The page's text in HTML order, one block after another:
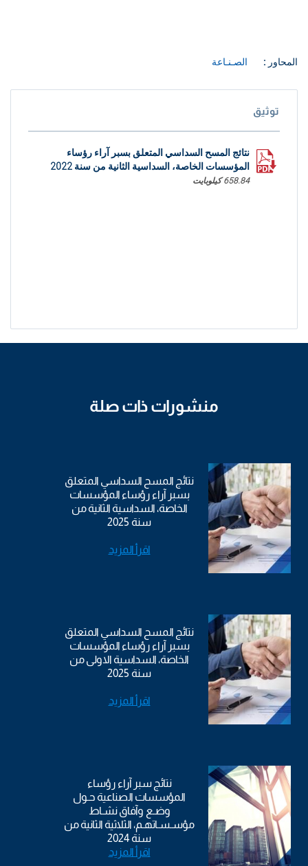
المحاور : الصـنـاعة
توثيق
نتائج المسح السداسي المتعلق بسبر آراء رؤساء
المؤسسات الخاصة، السداسية الثانية من سنة 2022
658.84 كيلوبايت
منشورات ذات صلة
نتائج المسح السداسي المتعلق
بسبر آراء رؤساء المؤسسات
الخاصة، السداسية الثانية من
سنة 2025
اقرأ المزيد
نتائج المسح السداسي المتعلق
بسبر آراء رؤساء المؤسسات
الخاصة، السداسية الاولى من
سنة 2025
اقرأ المزيد
نتائج سبر آراء رؤساء
المؤسسات الصناعية حـول
وضـع وآفاق نشـاط
مؤسـسـاتهـم، الثلاثية الثانية من
سنة 2024
اقرأ المزيد